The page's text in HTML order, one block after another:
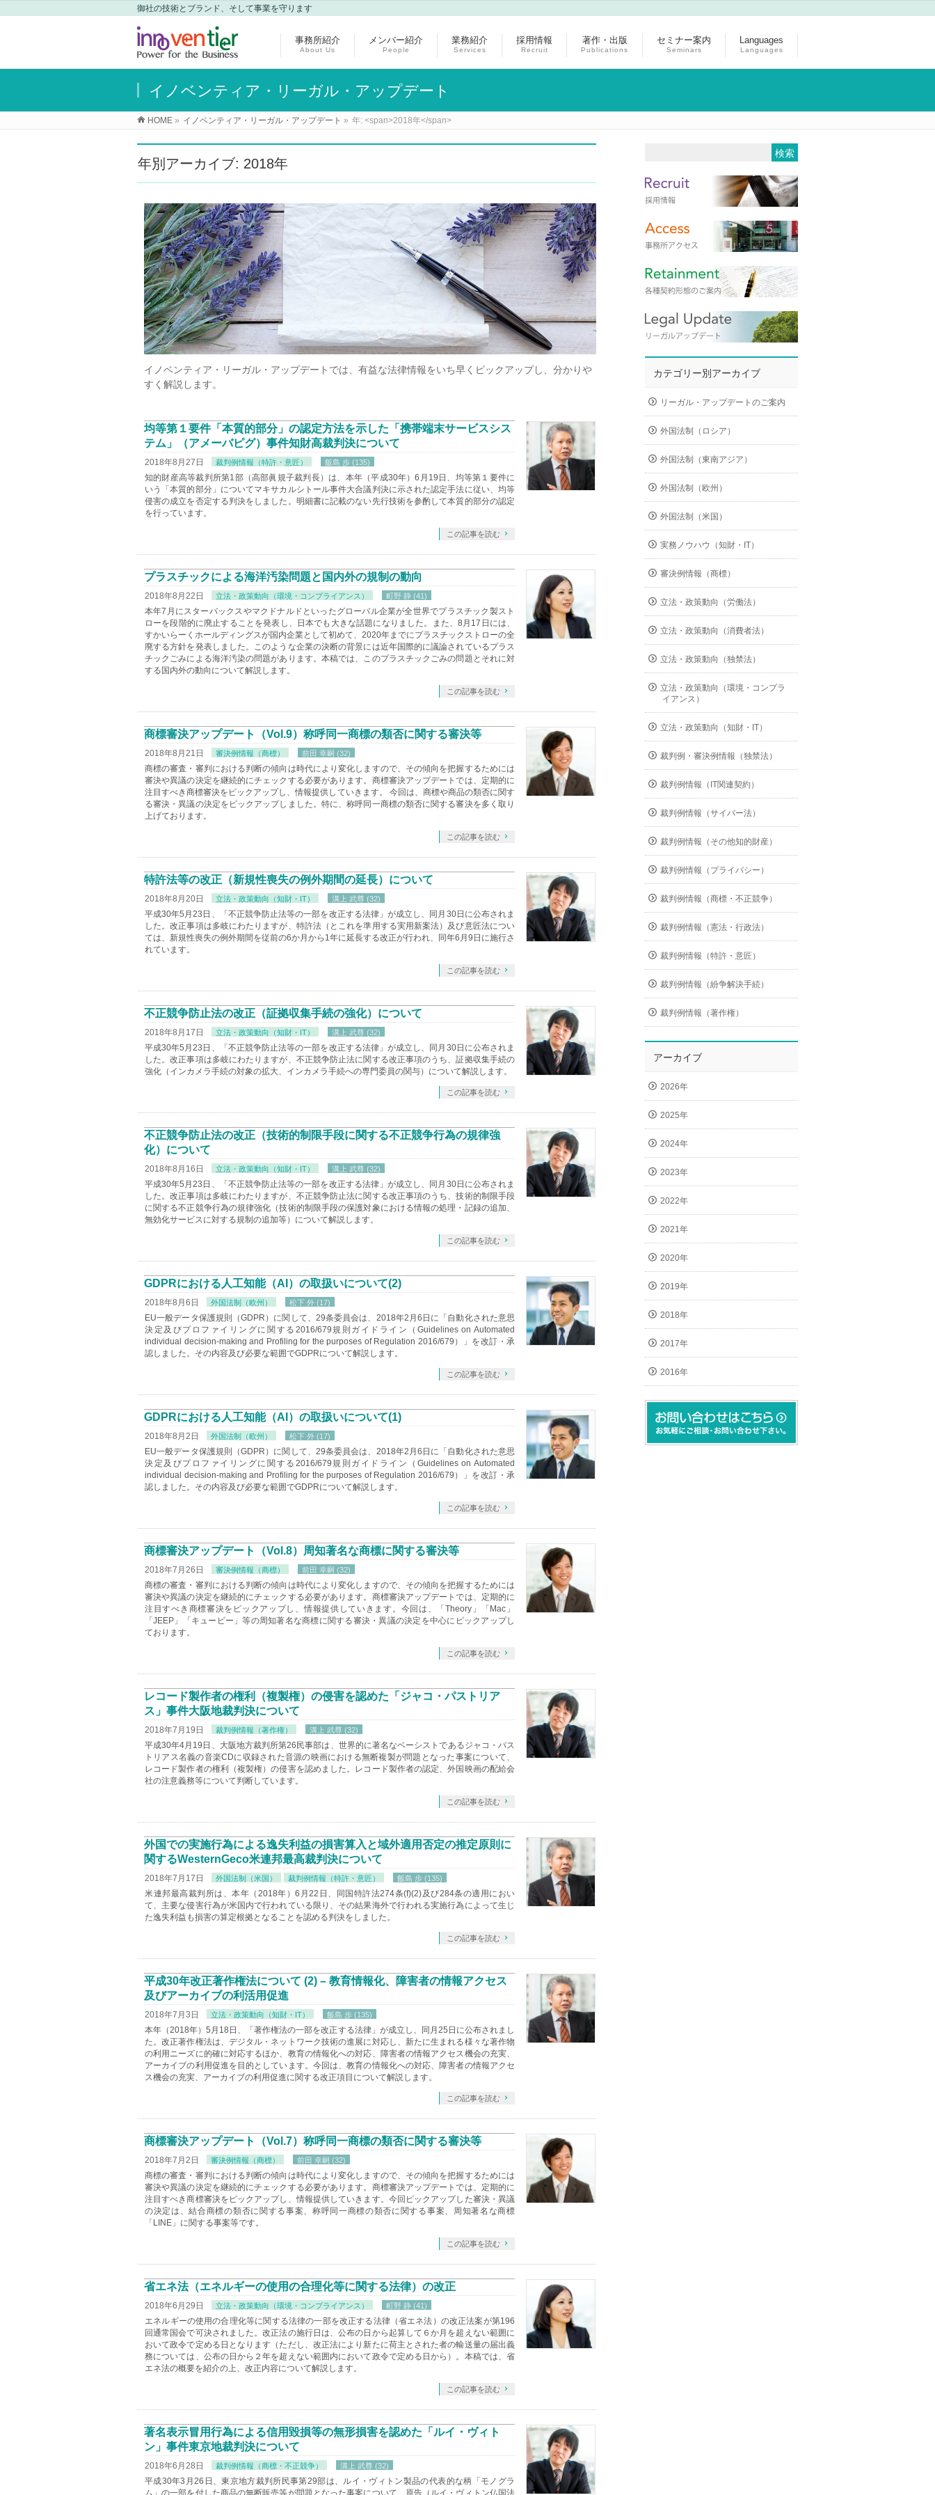
御社の技術とブランド、そして事業を守ります
事務所紹介
About Us
メンバー紹介
People
業務紹介
Services
採用情報
Recruit
著作・出版
Publications
セミナー案内
Seminars
Languages
Languages
イノベンティア・リーガル・アップデート
HOME » イノベンティア・リーガル・アップデート » 年: <span>2018年</span>
年別アーカイブ: 2018年
イノベンティア・リーガル・アップデートでは、有益な法律情報をいち早くピックアップし、分かりや
すく解説します。
均等第１要件「本質的部分」の認定方法を示した「携帯端末サービスシス
テム」（アメーバピグ）事件知財高裁判決について
2018年8月27日 裁判例情報（特許・意匠） 飯島 歩 (135)
知的財産高等裁判所第1部（高部眞規子裁判長）は、本年（平成30年）6月19日、均等第１要件に
いう「本質的部分」についてマキサカルシトール事件大合議判決に示された認定手法に従い、均等
侵害の成立を否定する判決をしました。明細書に記載のない先行技術を参酌して本質的部分の認定
を行っています。
この記事を読む
プラスチックによる海洋汚染問題と国内外の規制の動向
2018年8月22日 立法・政策動向（環境・コンプライアンス） 町野 静 (41)
本年7月にスターバックスやマクドナルドといったグローバル企業が全世界でプラスチック製スト
ローを段階的に廃止することを発表し、日本でも大きな話題になりました。また、8月17日には、
すかいらーくホールディングスが国内企業として初めて、2020年までにプラスチックストローの全
廃する方針を発表しました。このような企業の決断の背景には近年国際的に議論されているプラス
チックごみによる海洋汚染の問題があります。本稿では、このプラスチックごみの問題とそれに対
する国内外の動向について解説します。
この記事を読む
商標審決アップデート（Vol.9）称呼同一商標の類否に関する審決等
2018年8月21日 審決例情報（商標） 前田 幸嗣 (32)
商標の審査・審判における判断の傾向は時代により変化しますので、その傾向を把握するためには
審決や異議の決定を継続的にチェックする必要があります。商標審決アップデートでは、定期的に
注目すべき商標審決をピックアップし、情報提供していきます。 今回は、商標や商品の類否に関す
る審決・異議の決定をピックアップしました。特に、称呼同一商標の類否に関する審決を多く取り
上げております。
この記事を読む
特許法等の改正（新規性喪失の例外期間の延長）について
2018年8月20日 立法・政策動向（知財・IT） 溝上 武尊 (32)
平成30年5月23日、「不正競争防止法等の一部を改正する法律」が成立し、同月30日に公布されま
した。改正事項は多岐にわたりますが、特許法（とこれを準用する実用新案法）及び意匠法につい
ては、新規性喪失の例外期間を従前の6か月から1年に延長する改正が行われ、同年6月9日に施行さ
れています。
この記事を読む
不正競争防止法の改正（証拠収集手続の強化）について
2018年8月17日 立法・政策動向（知財・IT） 溝上 武尊 (32)
平成30年5月23日、「不正競争防止法等の一部を改正する法律」が成立し、同月30日に公布されま
した。改正事項は多岐にわたりますが、不正競争防止法に関する改正事項のうち、証拠収集手続の
強化（インカメラ手続の対象の拡大、インカメラ手続への専門委員の関与）について解説します。
この記事を読む
不正競争防止法の改正（技術的制限手段に関する不正競争行為の規律強
化）について
2018年8月16日 立法・政策動向（知財・IT） 溝上 武尊 (32)
平成30年5月23日、「不正競争防止法等の一部を改正する法律」が成立し、同月30日に公布されま
した。改正事項は多岐にわたりますが、不正競争防止法に関する改正事項のうち、技術的制限手段
に関する不正競争行為の規律強化（技術的制限手段の保護対象における情報の処理・記録の追加、
無効化サービスに対する規制の追加等）について解説します。
この記事を読む
GDPRにおける人工知能（AI）の取扱いについて(2)
2018年8月6日 外国法制（欧州） 松下 外 (17)
EU一般データ保護規則（GDPR）に関して、29条委員会は、2018年2月6日に「自動化された意思
決定及びプロファイリングに関する2016/679規則ガイドライン（Guidelines on Automated
individual decision-making and Profiling for the purposes of Regulation 2016/679）」を改訂・承
認しました。その内容及び必要な範囲でGDPRについて解説します。
この記事を読む
GDPRにおける人工知能（AI）の取扱いについて(1)
2018年8月2日 外国法制（欧州） 松下 外 (17)
EU一般データ保護規則（GDPR）に関して、29条委員会は、2018年2月6日に「自動化された意思
決定及びプロファイリングに関する2016/679規則ガイドライン（Guidelines on Automated
individual decision-making and Profiling for the purposes of Regulation 2016/679）」を改訂・承
認しました。その内容及び必要な範囲でGDPRについて解説します。
この記事を読む
商標審決アップデート（Vol.8）周知著名な商標に関する審決等
2018年7月26日 審決例情報（商標） 前田 幸嗣 (32)
商標の審査・審判における判断の傾向は時代により変化しますので、その傾向を把握するためには
審決や異議の決定を継続的にチェックする必要があります。商標審決アップデートでは、定期的に
注目すべき商標審決をピックアップし、情報提供していきます。今回は、「Theory」「Mac」
「JEEP」「キューピー」等の周知著名な商標に関する審決・異議の決定を中心にピックアップし
ております。
この記事を読む
レコード製作者の権利（複製権）の侵害を認めた「ジャコ・パストリア
ス」事件大阪地裁判決について
2018年7月19日 裁判例情報（著作権） 溝上 武尊 (32)
平成30年4月19日、大阪地方裁判所第26民事部は、世界的に著名なベーシストであるジャコ・パス
トリアス名義の音楽CDに収録された音源の映画における無断複製が問題となった事案について、
レコード製作者の権利（複製権）の侵害を認めました。レコード製作者の認定、外国映画の配給会
社の注意義務等について判断しています。
この記事を読む
外国での実施行為による逸失利益の損害算入と域外適用否定の推定原則に
関するWesternGeco米連邦最高裁判決について
2018年7月17日 外国法制（米国） 裁判例情報（特許・意匠） 飯島 歩 (135)
米連邦最高裁判所は、本年（2018年）6月22日、同国特許法274条(f)(2)及び284条の適用におい
て、主要な侵害行為が米国内で行われている限り、その結果海外で行われる実施行為によって生じ
た逸失利益も損害の算定根拠となることを認める判決をしました。
この記事を読む
平成30年改正著作権法について (2) – 教育情報化、障害者の情報アクセス
及びアーカイブの利活用促進
2018年7月3日 立法・政策動向（知財・IT） 飯島 歩 (135)
本年（2018年）5月18日、「著作権法の一部を改正する法律」が成立し、同月25日に公布されまし
た。改正著作権法は、デジタル・ネットワーク技術の進展に対応し、新たに生まれる様々な著作物
の利用ニーズに的確に対応するほか、教育の情報化への対応、障害者の情報アクセス機会の充実、
アーカイブの利用促進を目的としています。今回は、教育の情報化への対応、障害者の情報アクセ
ス機会の充実、アーカイブの利用促進に関する改正項目について解説します。
この記事を読む
商標審決アップデート（Vol.7）称呼同一商標の類否に関する審決等
2018年7月2日 審決例情報（商標） 前田 幸嗣 (32)
商標の審査・審判における判断の傾向は時代により変化しますので、その傾向を把握するためには
審決や異議の決定を継続的にチェックする必要があります。商標審決アップデートでは、定期的に
注目すべき商標審決をピックアップし、情報提供していきます。今回ピックアップした審決・異議
の決定は、結合商標の類否に関する事案、称呼同一商標の類否に関する事案、周知著名な商標
「LINE」に関する事案等です。
この記事を読む
省エネ法（エネルギーの使用の合理化等に関する法律）の改正
2018年6月29日 立法・政策動向（環境・コンプライアンス） 町野 静 (41)
エネルギーの使用の合理化等に関する法律の一部を改正する法律（省エネ法）の改正法案が第196
回通常国会で可決されました。改正法の施行日は、公布の日から起算して６か月を超えない範囲に
おいて政令で定める日となります（ただし、改正法により新たに荷主とされた者の輸送量の届出義
務については、公布の日から２年を超えない範囲内において政令で定める日から）。本稿では、省
エネ法の概要を紹介の上、改正内容について解説します。
この記事を読む
著名表示冒用行為による信用毀損等の無形損害を認めた「ルイ・ヴィト
ン」事件東京地裁判決について
2018年6月28日 裁判例情報（商標・不正競争） 溝上 武尊 (32)
平成30年3月26日、東京地方裁判所民事第29部は、ルイ・ヴィトン製品の代表的な柄「モノグラ
ム」の一部を付した商品の無断販売等が問題となった事案について、原告（ルイ・ヴィトン仏国法
カテゴリー別アーカイブ
リーガル・アップデートのご案内
外国法制（ロシア）
外国法制（東南アジア）
外国法制（欧州）
外国法制（米国）
実務ノウハウ（知財・IT）
審決例情報（商標）
立法・政策動向（労働法）
立法・政策動向（消費者法）
立法・政策動向（独禁法）
立法・政策動向（環境・コンプラ
イアンス）
立法・政策動向（知財・IT）
裁判例・審決例情報（独禁法）
裁判例情報（IT関連契約）
裁判例情報（サイバー法）
裁判例情報（その他知的財産）
裁判例情報（プライバシー）
裁判例情報（商標・不正競争）
裁判例情報（憲法・行政法）
裁判例情報（特許・意匠）
裁判例情報（紛争解決手続）
裁判例情報（著作権）
アーカイブ
2026年
2025年
2024年
2023年
2022年
2021年
2020年
2019年
2018年
2017年
2016年